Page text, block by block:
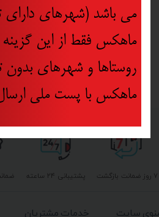
پشتیبانی ۲۴ ساعته ۷ روز ضمانت بازگشت
خدمات مشتریان سایت
می باشد (شهرهای دارای
ماهکس فقط از این گزینه
روستاها و شهرهای بدون
ماهکس با پست ملی